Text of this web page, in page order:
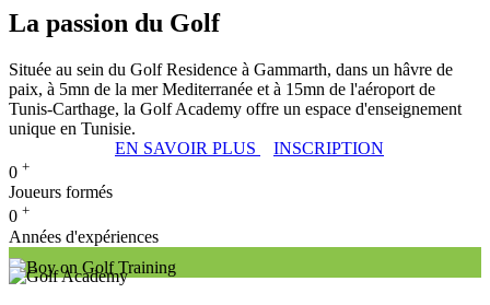
La passion du Golf
Située au sein du Golf Residence à Gammarth, dans un hâvre de
paix, à 5mn de la mer Mediterranée et à 15mn de l'aéroport de
Tunis-Carthage, la Golf Academy offre un espace d'enseignement
unique en Tunisie.
EN SAVOIR PLUS
INSCRIPTION
0 +
Joueurs formés
0 +
Années d'expériences